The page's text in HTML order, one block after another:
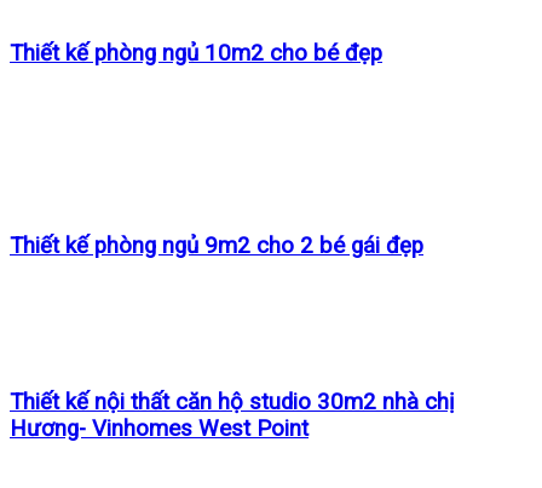
Thiết kế phòng ngủ 10m2 cho bé đẹp
Thiết kế phòng ngủ 9m2 cho 2 bé gái đẹp
Thiết kế nội thất căn hộ studio 30m2 nhà chị
Hương- Vinhomes West Point